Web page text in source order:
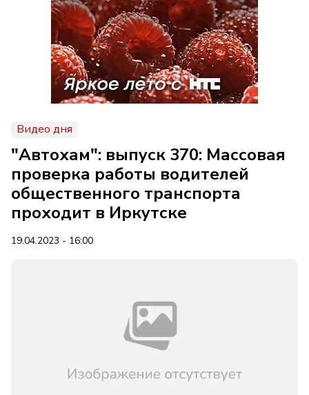
Видео дня
"Автохам": выпуск 370: Массовая
проверка работы водителей
общественного транспорта
проходит в Иркутске
19.04.2023 - 16:00